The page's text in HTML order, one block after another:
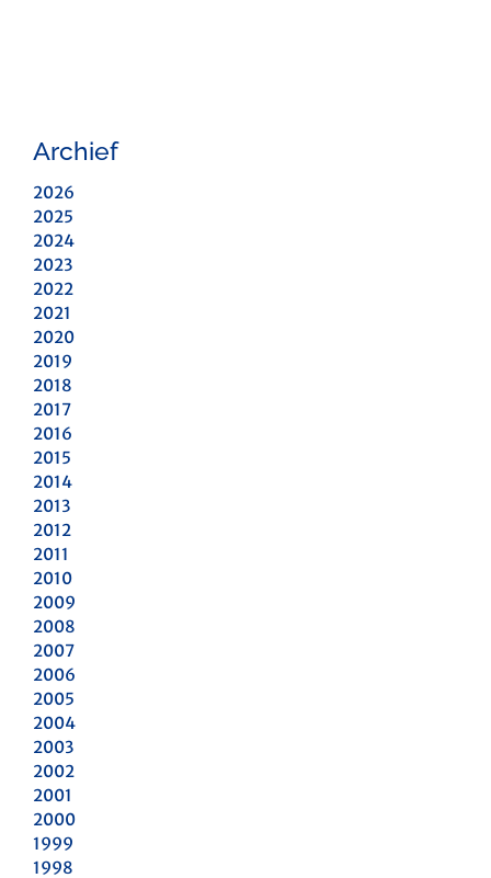
Archief
2026
2025
2024
2023
2022
2021
2020
2019
2018
2017
2016
2015
2014
2013
2012
2011
2010
2009
2008
2007
2006
2005
2004
2003
2002
2001
2000
1999
1998